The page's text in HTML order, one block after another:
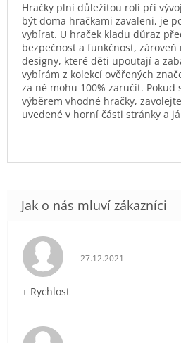
Hračky plní důležitou roli při
být doma hračkami zavaleni, je
vybírat. U hraček kladu důraz
bezpečnost a funkčnost,
designy, které děti upoutají a
vybírám z kolekcí ověřených
za ně mohu 100% zaručit. Pokud
výběrem vhodné hračky,
uvedené v horní části stránky a
Hodnocení obchodu
27.12.2021
+ Rychlost